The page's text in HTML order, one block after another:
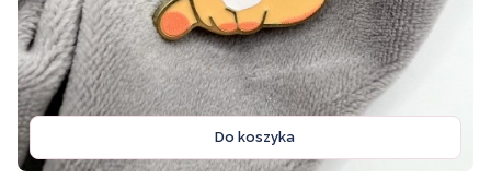
Do koszyka